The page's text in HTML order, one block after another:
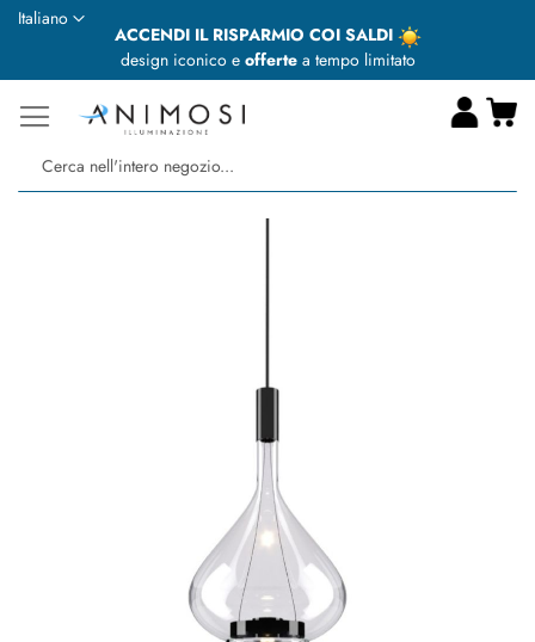
ACCENDI IL RISPARMIO COI SALDI
design iconico e offertea tempo limitato
Lingua
Italiano